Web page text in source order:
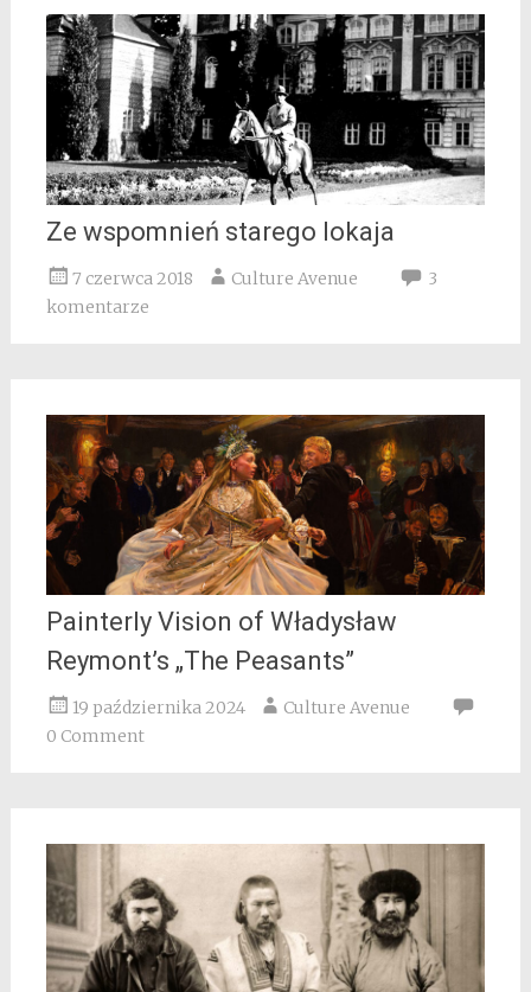
Ze wspomnień starego lokaja
7 czerwca 2018 Culture Avenue
3
komentarze
Painterly Vision of Władysław
Reymont’s „The Peasants”
19 października 2024
Culture Avenue
0 Comment